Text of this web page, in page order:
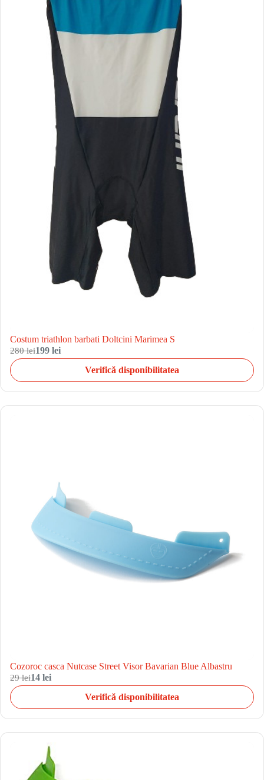
Costum triathlon barbati Doltcini Marimea S
280 lei199 lei
Verifică disponibilitatea
Cozoroc casca Nutcase Street Visor Bavarian Blue Albastru
29 lei14 lei
Verifică disponibilitatea